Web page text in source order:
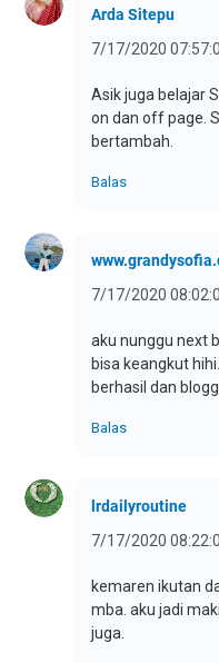
Arda Sitepu
7/17/2020
Asik juga belajar
on dan off page.
bertambah.
Balas
7/17/2020
aku nunggu next
bisa keangkut
berhasil dan
Balas
lrdailyroutine
7/17/2020
kemaren ikutan
mba. aku jadi
juga.